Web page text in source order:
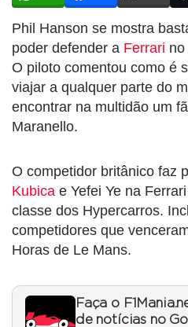
Phil Hanson se mostra
poder defender a Ferrari
O piloto comentou como é
viajar a qualquer parte do
encontrar na multidão um
Maranello.
O competidor britânico faz
Kubica e Yefei Ye na
classe dos Hypercarros.
competidores que
Horas de Le Mans.
Faça o
de notícias no